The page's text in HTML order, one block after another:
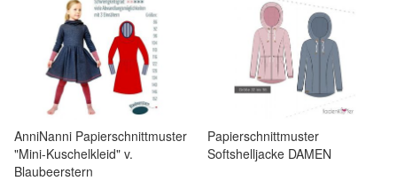
AnniNanni Papierschnittmuster
"Mini-Kuschelkleid" v.
Blaubeerstern
Papierschnittmuster
Softshelljacke DAMEN